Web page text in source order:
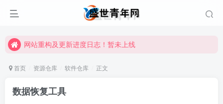
网站重构及更新进度日志！暂未上线
网站重构及更新进度日志！暂未上线
首页 资源仓库 软件仓库 正文
数据恢复工具